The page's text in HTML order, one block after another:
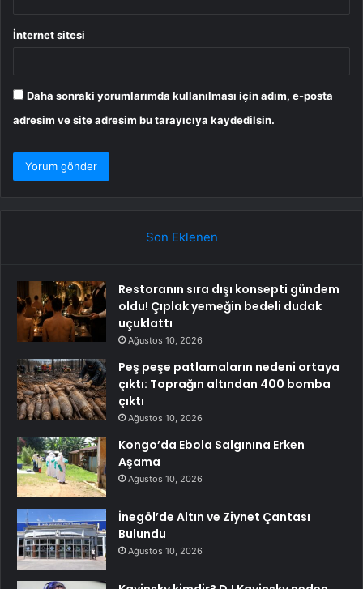
İnternet sitesi
Daha sonraki yorumlarımda kullanılması için adım, e-posta
adresim ve site adresim bu tarayıcıya kaydedilsin.
Son Eklenen
Restoranın sıra dışı konsepti gündem
oldu! Çıplak yemeğin bedeli dudak
uçuklattı
Ağustos 10, 2026
Peş peşe patlamaların nedeni ortaya
çıktı: Toprağın altından 400 bomba
çıktı
Ağustos 10, 2026
Kongo’da Ebola Salgınına Erken
Aşama
Ağustos 10, 2026
İnegöl’de Altın ve Ziynet Çantası
Bulundu
Ağustos 10, 2026